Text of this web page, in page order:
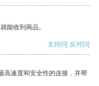
能收到商品。
支持[0] 反对[0]
高速度和安全性的连接，并帮